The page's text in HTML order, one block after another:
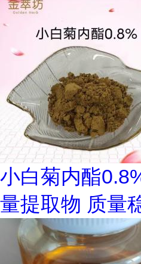
小白菊内酯
量提取物 质量